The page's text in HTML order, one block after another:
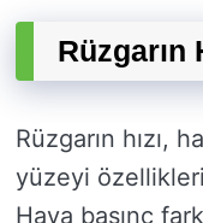
Rüzgarın
Rüzgarın hızı,
yüzeyi
Hava basınç